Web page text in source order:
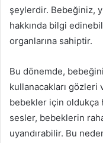
şeylerdir. Bebeğiniz,
hakkında bilgi
organlarına sahiptir.
Bu dönemde,
kullanacakları gözleri
bebekler için oldukça
sesler, bebeklerin
uyandırabilir. Bu